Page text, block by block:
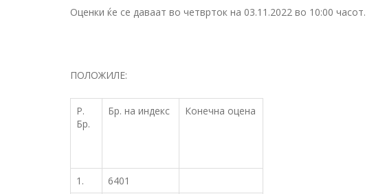
Оценки ќе се даваат во четврток на 03.11.2022 во 10:00 часот.
ПОЛОЖИЛЕ:
Р.
Бр.
Бр. на индекс Конечна оцена
1.
6401